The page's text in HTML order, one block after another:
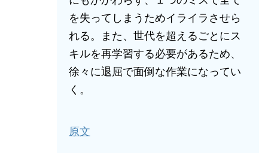
を失ってしまうためイライラさせら
れる。また、世代を超えるごとにス
キルを再学習する必要があるため、
徐々に退屈で面倒な作業になってい
く。
原文